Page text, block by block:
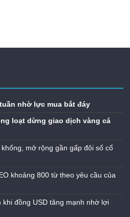
nhờ lực mua bắt đáy
loạt dừng giao dịch vàng cá
mở rộng gần gấp đôi số cổ
khoảng 800 từ theo yêu cầu của
đồng USD tăng mạnh nhờ lợi